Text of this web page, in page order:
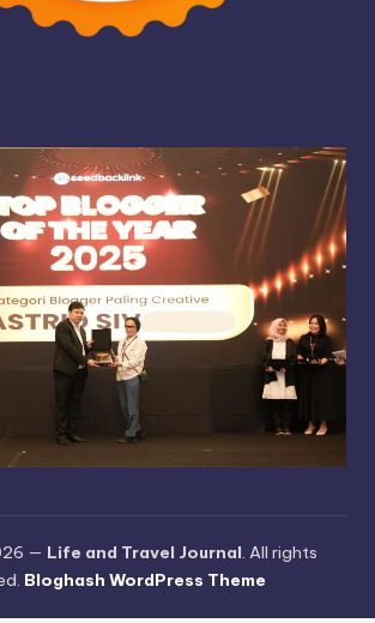
— Life and Travel Journal . All rights
Bloghash WordPress Theme